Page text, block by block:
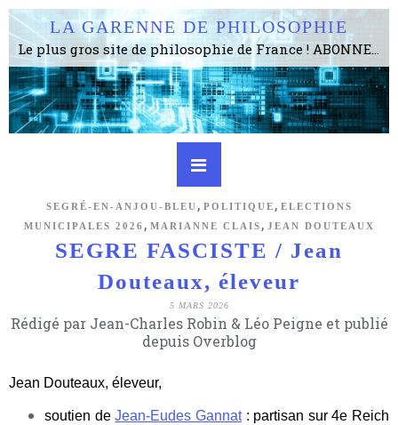
LA GARENNE DE PHILOSOPHIE
Le plus gros site de philosophie de France ! ABONNEZ-VOUS ! 4115 Articles, 1634 abonné·e·s, depuis 2006 . . . . . . . . 2 852 214 pages vues jusqu'à présent. Prestance et être apte à un plus grand nombre de choses.
SEGRÉ-EN-ANJOU-BLEU , POLITIQUE , ELECTIONS
MUNICIPALES 2026 , MARIANNE CLAIS , JEAN DOUTEAUX
SEGRE FASCISTE / Jean
Douteaux, éleveur
5 MARS 2026
Rédigé par Jean-Charles Robin & Léo Peigne et publié
depuis Overblog
Jean Douteaux, éleveur,
soutien deJean-Eudes Gannat: partisan sur 4e Reich